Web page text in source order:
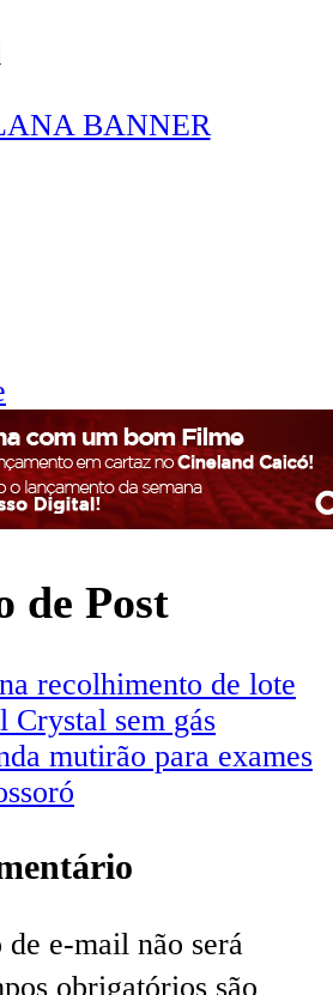
de Post
recolhimento de lote
Crystal sem gás
mutirão para exames
de e-mail não será
obrigatórios são